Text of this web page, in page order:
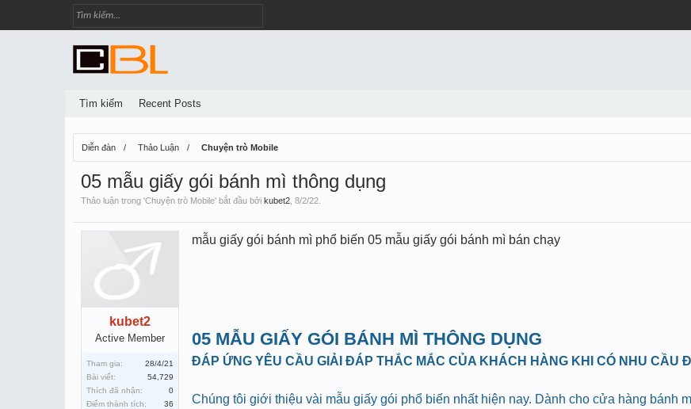
Diễn đàn Thảo Luận Chuyện trò Mobile
05 mẫu giấy gói bánh mì thông dụng
Thảo luận trong 'Chuyện trò Mobile' bắt đầu bởi kubet2 8/2/22
kubet2
Active Member
Tham gia:
28/4/21
Bài viết:
54,729
Thích đã nhận:
0
Điểm thành tích:
36
mẫu giấy gói bánh mì phổ biến 05 mẫu giấy gói bánh mì bán chạy
05 MẪU GIẤY GÓI BÁNH MÌ THÔNG DỤNG
ĐÁP ỨNG YÊU CẦU GIẢI ĐÁP THẮC MẮC CỦA KHÁCH HÀNG KHI CÓ NHU CẦU
Chúng tôi giới thiệu vài mẫu giấy gói phổ biến nhất hiện nay. Dành cho cửa hàng bánh
Tìm kiếm Recent Posts